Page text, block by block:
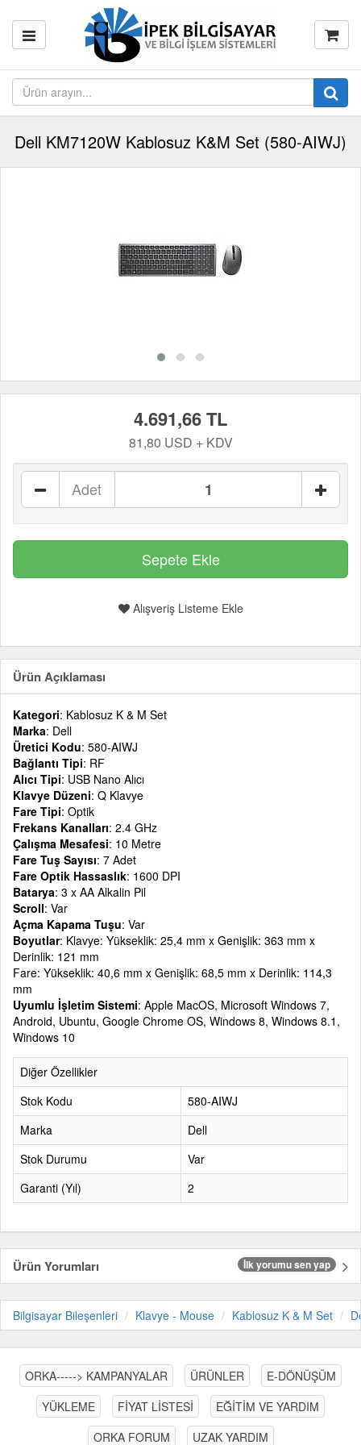
Dell KM7120W Kablosuz K&M Set (580-AIWJ)
4.691,66 TL
81,80 USD + KDV
Adet
Alışveriş Listeme Ekle
Ürün Açıklaması
Kategori: Kablosuz K & M Set
Marka: Dell
Üretici Kodu: 580-AIWJ
Bağlantı Tipi: RF
Alıcı Tipi: USB Nano Alıcı
Klavye Düzeni: Q Klavye
Fare Tipi: Optik
Frekans Kanalları: 2.4 GHz
Çalışma Mesafesi: 10 Metre
Fare Tuş Sayısı: 7 Adet
Fare Optik Hassaslık: 1600 DPI
Batarya: 3 x AA Alkalin Pil
Scroll: Var
Açma Kapama Tuşu: Var
Boyutlar: Klavye: Yükseklik: 25,4 mm x Genişlik: 363 mm x
Derinlik: 121 mm
Fare: Yükseklik: 40,6 mm x Genişlik: 68,5 mm x Derinlik: 114,3
mm
Uyumlu İşletim Sistemi: Apple MacOS, Microsoft Windows 7,
Android, Ubuntu, Google Chrome OS, Windows 8, Windows 8.1,
Windows 10
Diğer Özellikler
Stok Kodu
580-AIWJ
Marka
Dell
Stok Durumu
Var
Garanti (Yıl)
2
Ürün Yorumları İlk yorumu sen yap
Bilgisayar Bileşenleri Klavye - Mouse Kablosuz K & M Set
ORKA-----> KAMPANYALAR ÜRÜNLER
E-DÖNÜŞÜM
YÜKLEME
FİYAT LİSTESİ
EĞİTİM VE YARDIM
ORKA FORUM
UZAK YARDIM